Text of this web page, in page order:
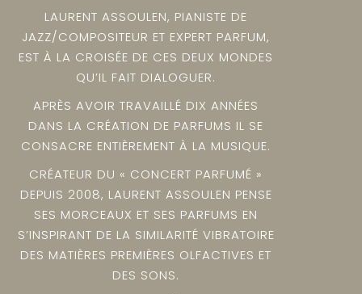
LAURENT ASSOULEN, PIANISTE DE
JAZZ/COMPOSITEUR ET EXPERT PARFUM,
EST À LA CROISÉE DE CES DEUX MONDES
QU’IL FAIT DIALOGUER.
APRÈS AVOIR TRAVAILLÉ DIX ANNÉES
DANS LA CRÉATION DE PARFUMS IL SE
CONSACRE ENTIÈREMENT À LA MUSIQUE.
CRÉATEUR DU « CONCERT PARFUMÉ »
DEPUIS 2008, LAURENT ASSOULEN PENSE
SES MORCEAUX ET SES PARFUMS EN
S’INSPIRANT DE LA SIMILARITÉ VIBRATOIRE
DES MATIÈRES PREMIÈRES OLFACTIVES ET
DES SONS.